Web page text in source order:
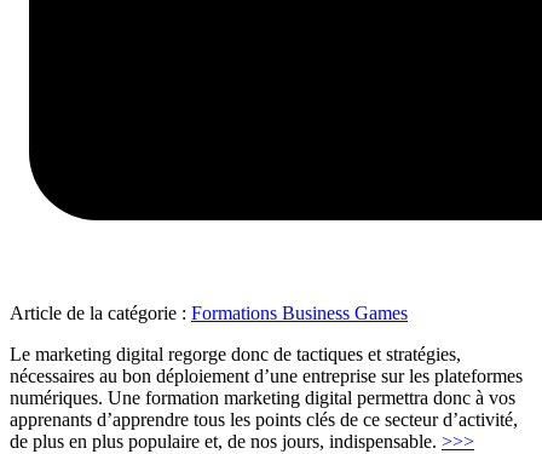
Article de la catégorie : Formations Business Games
Le marketing digital regorge donc de tactiques et stratégies,
nécessaires au bon déploiement d’une entreprise sur les plateformes
numériques. Une formation marketing digital permettra donc à vos
apprenants d’apprendre tous les points clés de ce secteur d’activité,
de plus en plus populaire et, de nos jours, indispensable. >>>